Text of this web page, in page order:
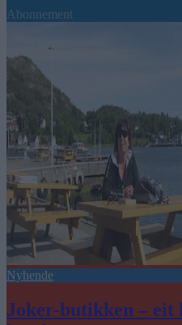
Abonnement
Nyhende
Joker-butikken –